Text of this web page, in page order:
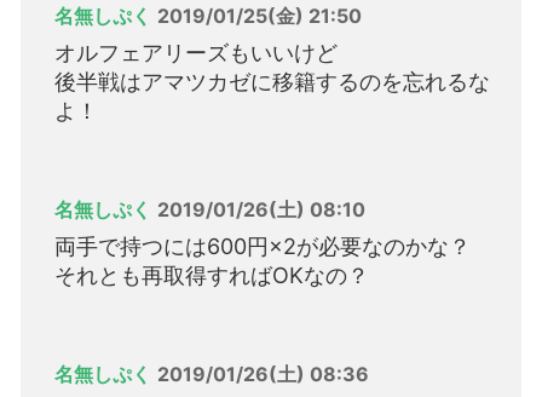
名無しぷく 2019/01/25(金) 21:50
オルフェアリーズもいいけど
後半戦はアマツカゼに移籍するのを忘れるな
よ！
名無しぷく 2019/01/26(土) 08:10
両手で持つには600円×2が必要なのかな？
それとも再取得すればOKなの？
名無しぷく 2019/01/26(土) 08:36